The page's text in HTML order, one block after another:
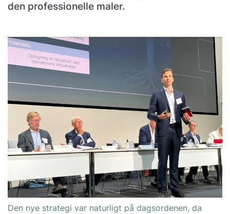
den professionelle maler.
Den nye strategi var naturligt på dagsordenen, da